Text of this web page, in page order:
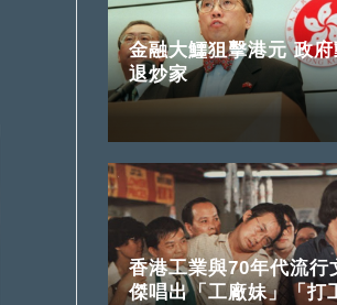
金融大鱷狙擊港元 政
退炒家
香港工業與70年代流
傑唱出「工廠妹」「打